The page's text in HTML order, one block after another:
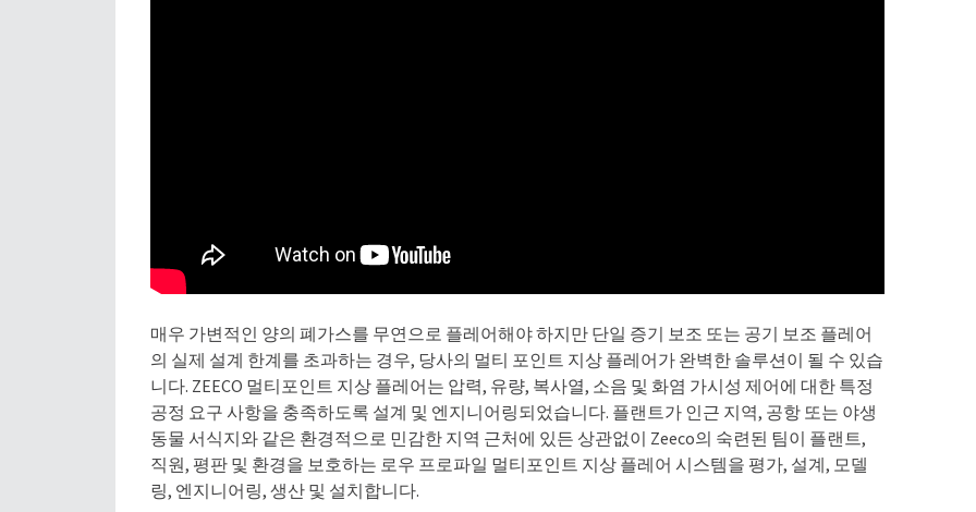
매우 가변적인 양의 폐가스를 무연으로 플레어해야 하지만 단일 증기 보조 또는 공기 보조 플레어
의 실제 설계 한계를 초과하는 경우, 당사의 멀티 포인트 지상 플레어가 완벽한 솔루션이 될 수 있습
니다. ZEECO 멀티포인트 지상 플레어는 압력, 유량, 복사열, 소음 및 화염 가시성 제어에 대한 특정
공정 요구 사항을 충족하도록 설계 및 엔지니어링되었습니다. 플랜트가 인근 지역, 공항 또는 야생
동물 서식지와 같은 환경적으로 민감한 지역 근처에 있든 상관없이 Zeeco의 숙련된 팀이 플랜트,
직원, 평판 및 환경을 보호하는 로우 프로파일 멀티포인트 지상 플레어 시스템을 평가, 설계, 모델
링, 엔지니어링, 생산 및 설치합니다.